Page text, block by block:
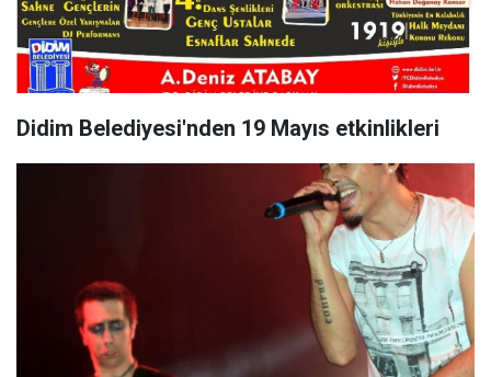
Didim Belediyesi'nden 19 Mayıs etkinlikleri